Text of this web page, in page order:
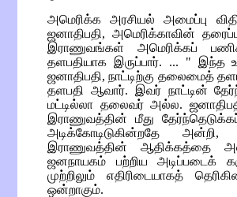
அமெரிக்க அரசியல் அமைப்பு
ஜனாதிபதி, அமெரிக்காவின்
இராணுவங்கள் அமெரிக்கப்
தளபதியாக இருப்பார். ... "
ஜனாதிபதி, நாட்டிற்கு தலைமைத்
தளபதி ஆவார். இவர் நாட்டின்
மட்டில்லா தலைவர் அல்ல.
இராணுவத்தின் மீது
அடிக்கோடிடுகின்றதே
இராணுவத்தின் ஆதிக்கத்தை
ஜனநாயகம் பற்றிய அடிப்படைக்
முற்றிலும் எதிரிடையாகத்
ஒன்றாகும்.